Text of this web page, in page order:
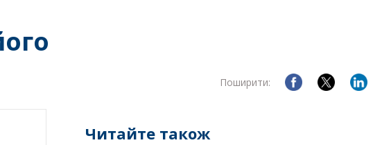
Поширити:
Читайте також